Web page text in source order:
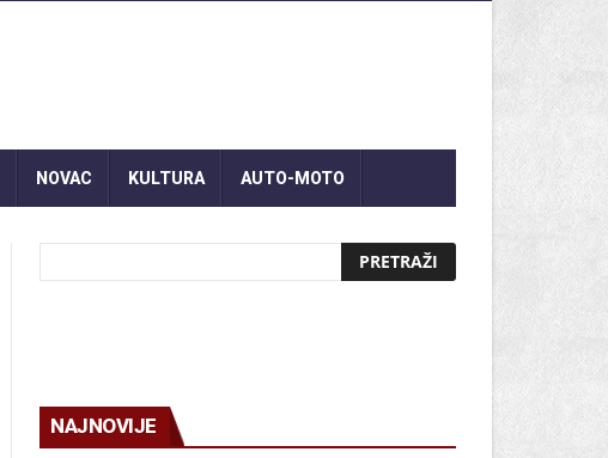
NOVAC KULTURA AUTO-MOTO
NAJNOVIJE